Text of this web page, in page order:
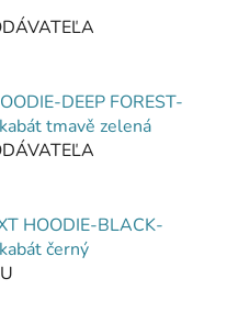
DEEP FOREST-
tmavě zelená
HOODIE-BLACK-
černý